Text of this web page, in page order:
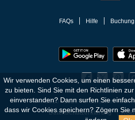
FAQs Hilfe
Datenschutzerklärung
© 2010 - 2026 VIPCars.com. Alle
Wir verwenden Cookies, um einen
zu bieten. Sind Sie mit den Richtlinien
einverstanden? Dann surfen Sie
dass wir Cookies speichern? Zögern Sie